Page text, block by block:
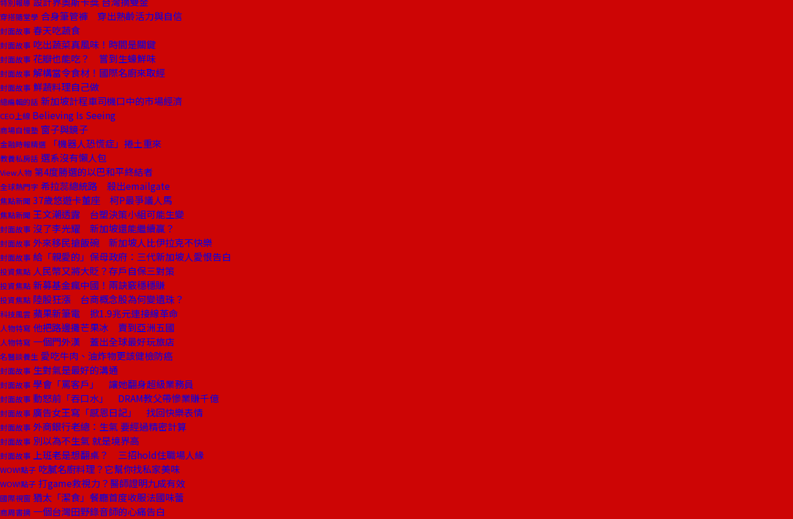
特別報導
穿搭隨堂學 合身筆管褲 穿出熟齡活力與自信
封面故事 春天吃蔬食
封面故事 吃出蔬菜真風味！時間是關鍵
封面故事 花瓣也能吃？ 嘗到生蠔鮮味
封面故事 解構當令食材！國際名廚來取經
封面故事 鮮蔬料理自己做
總編輯的話 新加坡計程車司機口中的市場經濟
CEO上線 Believing Is Seeing
商場自慢塾 窗子與鏡子
金融時報精選 「機器人恐慌症」捲土重來
教養私房話 選系沒有懶人包
View人物 第4度勝選的以巴和平終結者
全球熱門字 希拉蕊總統路 殺出emailgate
焦點新聞 37歲悠遊卡董座 柯P最爭議人馬
焦點新聞 王文潮透露 台塑決策小組可能生變
封面故事 沒了李光耀 新加坡還能繼續贏？
封面故事 外來移民搶飯碗 新加坡人比伊拉克不快樂
封面故事 給「親愛的」保母政府：三代新加坡人愛恨告白
投資焦點 人民幣又將大貶？存戶自保三對策
投資焦點 新募基金瘋中國！兩訣竅穩穩賺
投資焦點 陸股狂漲 台商概念股為何變遺珠？
科技風雲 蘋果新筆電 掀1.9兆元連接線革命
人物特寫 他把路邊攤芒果冰 賣到亞洲五國
人物特寫 一個門外漢 蓋出全球最好玩旅店
名醫談養生 愛吃牛肉、油炸物更該健檢防癌
封面故事 生對氣是最好的溝通
封面故事 學會「罵客戶」 讓她翻身超級業務員
封面故事 動怒前「吞口水」 DRAM教父帶慘業賺千億
封面故事 廣告女王寫「感恩日記」 找回快樂表情
封面故事 外商銀行老總：生氣 要經過精密計算
封面故事 別以為不生氣 就是境界高
封面故事 上班老是想翻桌？ 三招hold住職場人緣
WOW!點子 吃膩名廚料理？它幫你找私家美味
WOW!點子 打game救視力？醫師證明九成有效
國際視窗 猶太「潔食」餐廳首度收服法國味蕾
商周書摘 一個台灣田野錄音師的心痛告白